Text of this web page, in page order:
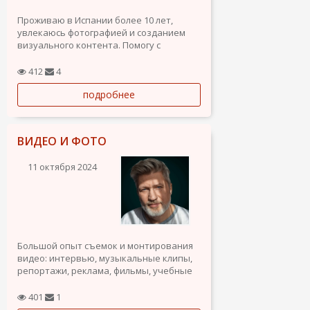
Проживаю в Испании более 10 лет,
увлекаюсь фотографией и созданием
визуального контента. Помогу с
разработкой стратегий для
привлечения аудитории и съемкой
продающих видео. Рассматриваю также
карьерные возможности в сфере
недвижимости, где...
412 4
подробнее
ВИДЕО И ФОТО
11 октября 2024
Большой опыт съемок и монтирования
видео: интервью, музыкальные клипы,
репортажи, реклама, фильмы, учебные
с московскими представительствами
401 1